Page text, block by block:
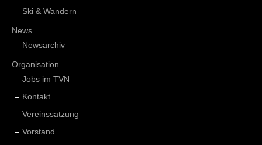
Ski & Wandern
News
Newsarchiv
Organisation
Jobs im TVN
Kontakt
Vereinssatzung
Vorstand